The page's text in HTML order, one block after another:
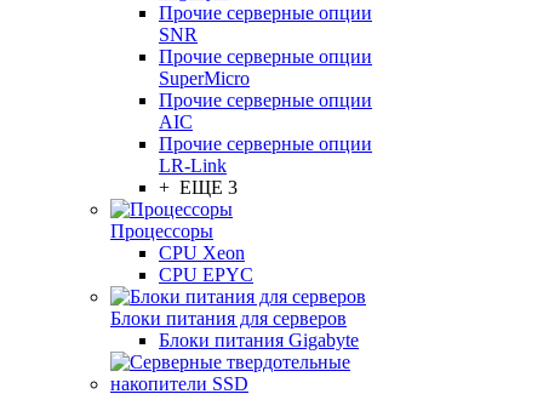
Прочие серверные опции
SNR
Прочие серверные опции
SuperMicro
Прочие серверные опции
AIC
Прочие серверные опции
LR-Link
+ ЕЩЕ 3
Процессоры
CPU Xeon
CPU EPYC
Блоки питания для серверов
Блоки питания Gigabyte